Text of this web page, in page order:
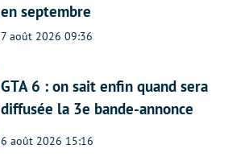
en septembre
7 août 2026 09:36
GTA 6 : on sait enfin quand sera
diffusée la 3e bande-annonce
6 août 2026 15:16